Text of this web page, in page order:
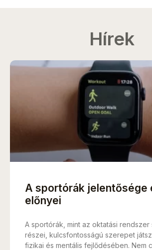
Hírek
A sportórák jelentősége
előnyei
A sportórák, mint az oktatási rendszer
részei, kulcsfontosságú szerepet
fizikai és mentális fejlődésében. Nem